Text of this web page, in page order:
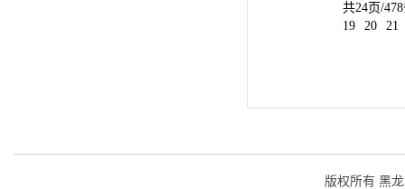
共24页/
19
20 21
版权所有 黑